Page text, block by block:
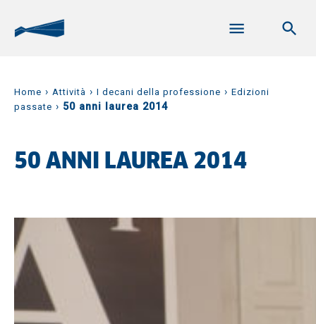
Home › Attività › I decani della professione › Edizioni
passate › 50 anni laurea 2014
50 ANNI LAUREA 2014